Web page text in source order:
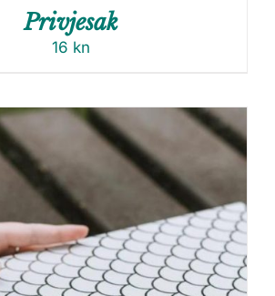
Privjesak
16 kn